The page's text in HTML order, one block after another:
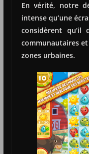
En vérité, notre
intense qu’une
considèrent
communautaires
zones urbaines.